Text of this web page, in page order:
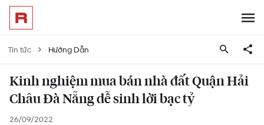
Tin tức Hướng Dẫn
Kinh nghiệm mua bán nhà đất Quận Hải
Châu Đà Nẵng dễ sinh lời bạc tỷ
26/09/2022